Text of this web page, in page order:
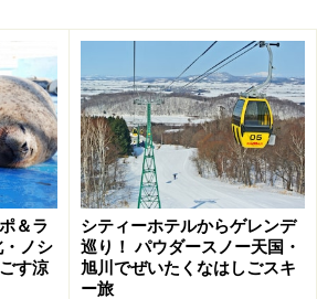
処 鳥花雪TEL011・598・5755｜
ぬかびら温泉）
ら温泉発祥の湯。自然湧出の源泉
、足裏を刺激する石のつぼ押し付
湯休業
＞温泉宿・宿泊施設の紹介＞
＆ラ
ノシ
す涼
シティーホテルからゲレンデ
巡り！ パウダースノー天国・
旭川でぜいたくなはしごスキ
ー旅